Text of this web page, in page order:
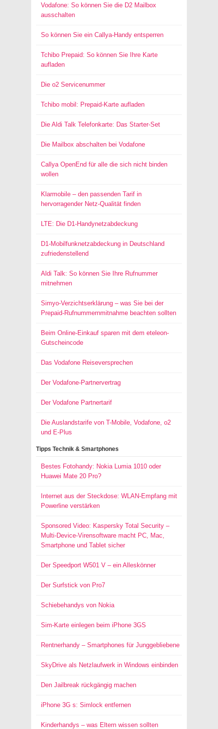
Vodafone: So können Sie die D2 Mailbox
ausschalten
So können Sie ein Callya-Handy entsperren
Tchibo Prepaid: So können Sie Ihre Karte
aufladen
Die o2 Servicenummer
Tchibo mobil: Prepaid-Karte aufladen
Die Aldi Talk Telefonkarte: Das Starter-Set
Die Mailbox abschalten bei Vodafone
Callya OpenEnd für alle die sich nicht binden
wollen
Klarmobile – den passenden Tarif in
hervorragender Netz-Qualität finden
LTE: Die D1-Handynetzabdeckung
D1-Mobilfunknetzabdeckung in Deutschland
zufriedenstellend
Aldi Talk: So können Sie Ihre Rufnummer
mitnehmen
Simyo-Verzichtserklärung – was Sie bei der
Prepaid-Rufnummernmitnahme beachten sollten
Beim Online-Einkauf sparen mit dem eteleon-
Gutscheincode
Das Vodafone Reiseversprechen
Der Vodafone-Partnervertrag
Der Vodafone Partnertarif
Die Auslandstarife von T-Mobile, Vodafone, o2
und E-Plus
Tipps Technik & Smartphones
Bestes Fotohandy: Nokia Lumia 1010 oder
Huawei Mate 20 Pro?
Internet aus der Steckdose: WLAN-Empfang mit
Powerline verstärken
Sponsored Video: Kaspersky Total Security –
Multi-Device-Virensoftware macht PC, Mac,
Smartphone und Tablet sicher
Der Speedport W501 V – ein Alleskönner
Der Surfstick von Pro7
Schiebehandys von Nokia
Sim-Karte einlegen beim iPhone 3GS
Rentnerhandy – Smartphones für Junggebliebene
SkyDrive als Netzlaufwerk in Windows einbinden
Den Jailbreak rückgängig machen
iPhone 3G s: Simlock entfernen
Kinderhandys – was Eltern wissen sollten